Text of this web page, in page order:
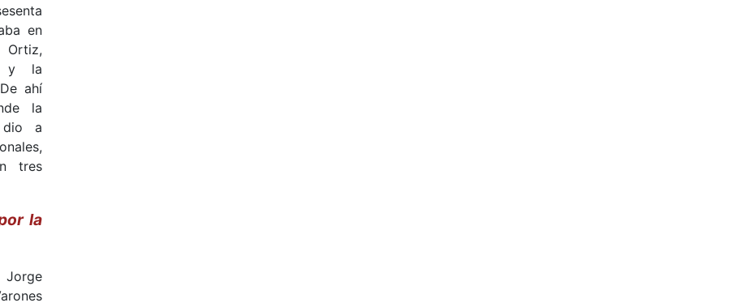
en
y la
ahí
la
dio a
tres
la